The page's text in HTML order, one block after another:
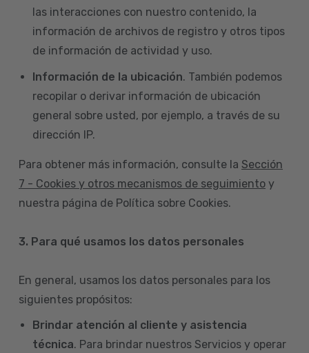
las interacciones con nuestro contenido, la
información de archivos de registro y otros tipos
de información de actividad y uso.
Información de la ubicación. También podemos
recopilar o derivar información de ubicación
general sobre usted, por ejemplo, a través de su
dirección IP.
Para obtener más información, consulte la Sección
7 - Cookies y otros mecanismos de seguimiento y
nuestra página de Política sobre Cookies.
3. Para qué usamos los datos personales
En general, usamos los datos personales para los
siguientes propósitos:
Brindar atención al cliente y asistencia
técnica. Para brindar nuestros Servicios y operar